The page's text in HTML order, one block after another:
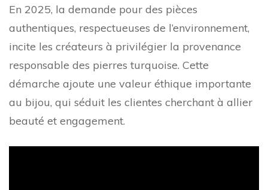
En 2025, la demande pour des pièces
authentiques, respectueuses de l’environnement,
incite les créateurs à privilégier la provenance
responsable des pierres turquoise. Cette
démarche ajoute une valeur éthique importante
au bijou, qui séduit les clientes cherchant à allier
beauté et engagement.